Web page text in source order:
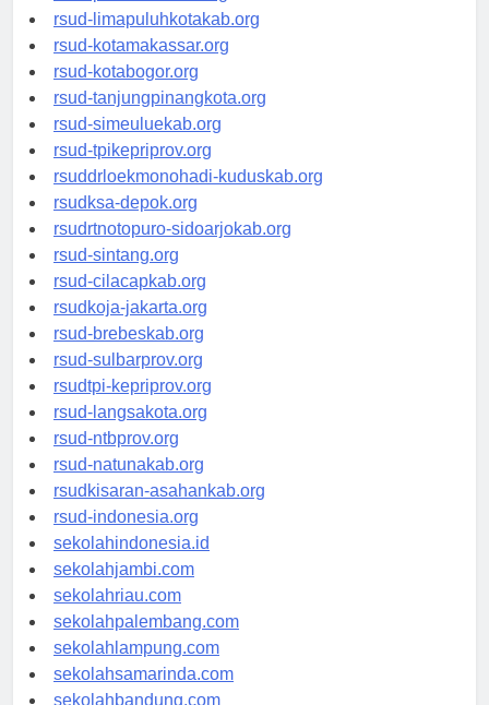
rsud-pasuruankota.org
rsud-limapuluhkotakab.org
rsud-kotamakassar.org
rsud-kotabogor.org
rsud-tanjungpinangkota.org
rsud-simeuluekab.org
rsud-tpikepriprov.org
rsuddrloekmonohadi-kuduskab.org
rsudksa-depok.org
rsudrtnotopuro-sidoarjokab.org
rsud-sintang.org
rsud-cilacapkab.org
rsudkoja-jakarta.org
rsud-brebeskab.org
rsud-sulbarprov.org
rsudtpi-kepriprov.org
rsud-langsakota.org
rsud-ntbprov.org
rsud-natunakab.org
rsudkisaran-asahankab.org
rsud-indonesia.org
sekolahindonesia.id
sekolahjambi.com
sekolahriau.com
sekolahpalembang.com
sekolahlampung.com
sekolahsamarinda.com